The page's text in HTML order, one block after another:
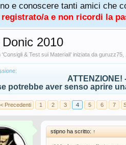
e conoscere tanti amici che
registrato/a e non ricordi la
2010
'Consigli & Test sui Materiali' iniziata da guruzz75
potrebbe aver senso aprire
< Precedenti 1 2 3 4 5 6 7
stipno ha scritto: ↑